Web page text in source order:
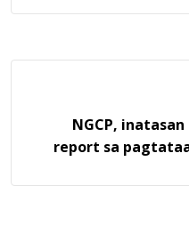
NGCP,
report sa